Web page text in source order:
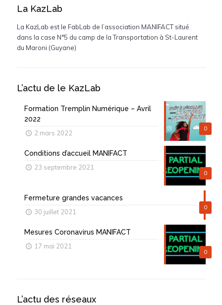
La KazLab
La KazLab est le FabLab de l’association MANIFACT situé
dans la case N°5 du camp de la Transportation à St-Laurent
du Maroni (Guyane)
L’actu de le KazLab
0
Formation Tremplin Numérique – Avril
2022
2 mars 2022
0
Conditions d’accueil MANIFACT
23 septembre 2021
0
Fermeture grandes vacances
30 juillet 2021
0
Mesures Coronavirus MANIFACT
17 mai 2021
L’actu des réseaux